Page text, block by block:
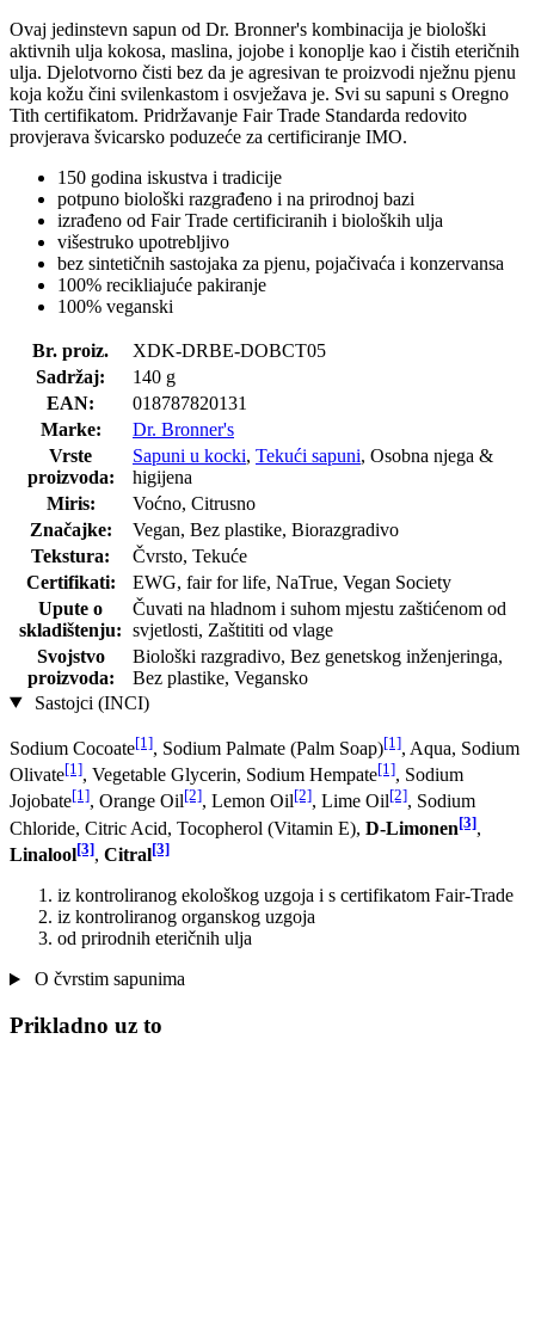
Ovaj jedinstevn sapun od Dr. Bronner's kombinacija je biološki
aktivnih ulja kokosa, maslina, jojobe i konoplje kao i čistih eteričnih
ulja. Djelotvorno čisti bez da je agresivan te proizvodi nježnu pjenu
koja kožu čini svilenkastom i osvježava je. Svi su sapuni s Oregno
Tith certifikatom. Pridržavanje Fair Trade Standarda redovito
provjerava švicarsko poduzeće za certificiranje IMO.
150 godina iskustva i tradicije
potpuno biološki razgrađeno i na prirodnoj bazi
izrađeno od Fair Trade certificiranih i bioloških ulja
višestruko upotrebljivo
bez sintetičnih sastojaka za pjenu, pojačivaća i konzervansa
100% recikliajuće pakiranje
100% veganski
Br. proiz.
XDK-DRBE-DOBCT05
Sadržaj:
140 g
EAN:
018787820131
Marke:
Dr. Bronner's
Vrste
proizvoda:
Sapuni u kocki, Tekući sapuni, Osobna njega &
higijena
Miris:
Voćno, Citrusno
Značajke:
Vegan, Bez plastike, Biorazgradivo
Tekstura:
Čvrsto, Tekuće
Certifikati:
EWG, fair for life, NaTrue, Vegan Society
Upute o
skladištenju:
Čuvati na hladnom i suhom mjestu zaštićenom od
svjetlosti, Zaštititi od vlage
Svojstvo
proizvoda:
Biološki razgradivo, Bez genetskog inženjeringa,
Bez plastike, Vegansko
Sastojci (INCI)
Sodium Cocoate[1], Sodium Palmate (Palm Soap)[1], Aqua, Sodium
Olivate[1], Vegetable Glycerin, Sodium Hempate[1], Sodium
Jojobate[1], Orange Oil[2], Lemon Oil[2], Lime Oil[2], Sodium
Chloride, Citric Acid, Tocopherol (Vitamin E), D-Limonen[3],
Linalool[3], Citral[3]
iz kontroliranog ekološkog uzgoja i s certifikatom Fair-Trade
iz kontroliranog organskog uzgoja
od prirodnih eteričnih ulja
O čvrstim sapunima
Prikladno uz to